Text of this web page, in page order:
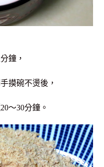
鐘，
摸碗不燙後，
～30分鐘。